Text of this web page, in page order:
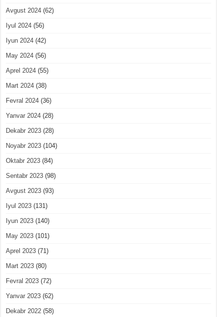
Avgust 2024 (62)
Iyul 2024 (56)
Iyun 2024 (42)
May 2024 (56)
Aprel 2024 (55)
Mart 2024 (38)
Fevral 2024 (36)
Yanvar 2024 (28)
Dekabr 2023 (28)
Noyabr 2023 (104)
Oktabr 2023 (84)
Sentabr 2023 (98)
Avgust 2023 (93)
Iyul 2023 (131)
Iyun 2023 (140)
May 2023 (101)
Aprel 2023 (71)
Mart 2023 (80)
Fevral 2023 (72)
Yanvar 2023 (62)
Dekabr 2022 (58)